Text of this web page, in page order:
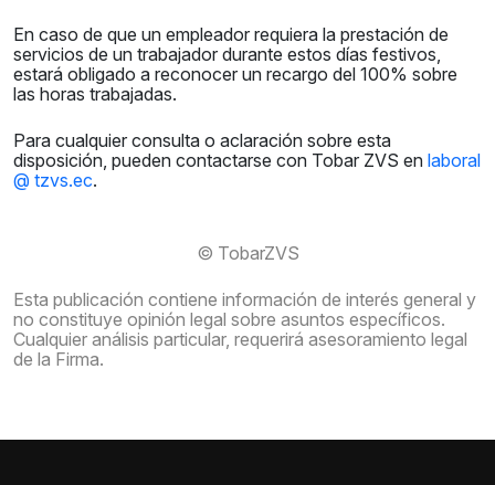
En caso de que un empleador requiera la prestación de
servicios de un trabajador durante estos días festivos,
estará obligado a reconocer un recargo del 100% sobre
las horas trabajadas.
Para cualquier consulta o aclaración sobre esta
disposición, pueden contactarse con Tobar ZVS en laboral
@ tzvs.ec.
© TobarZVS
Esta publicación contiene información de interés general y
no constituye opinión legal sobre asuntos específicos.
Cualquier análisis particular, requerirá asesoramiento legal
de la Firma.